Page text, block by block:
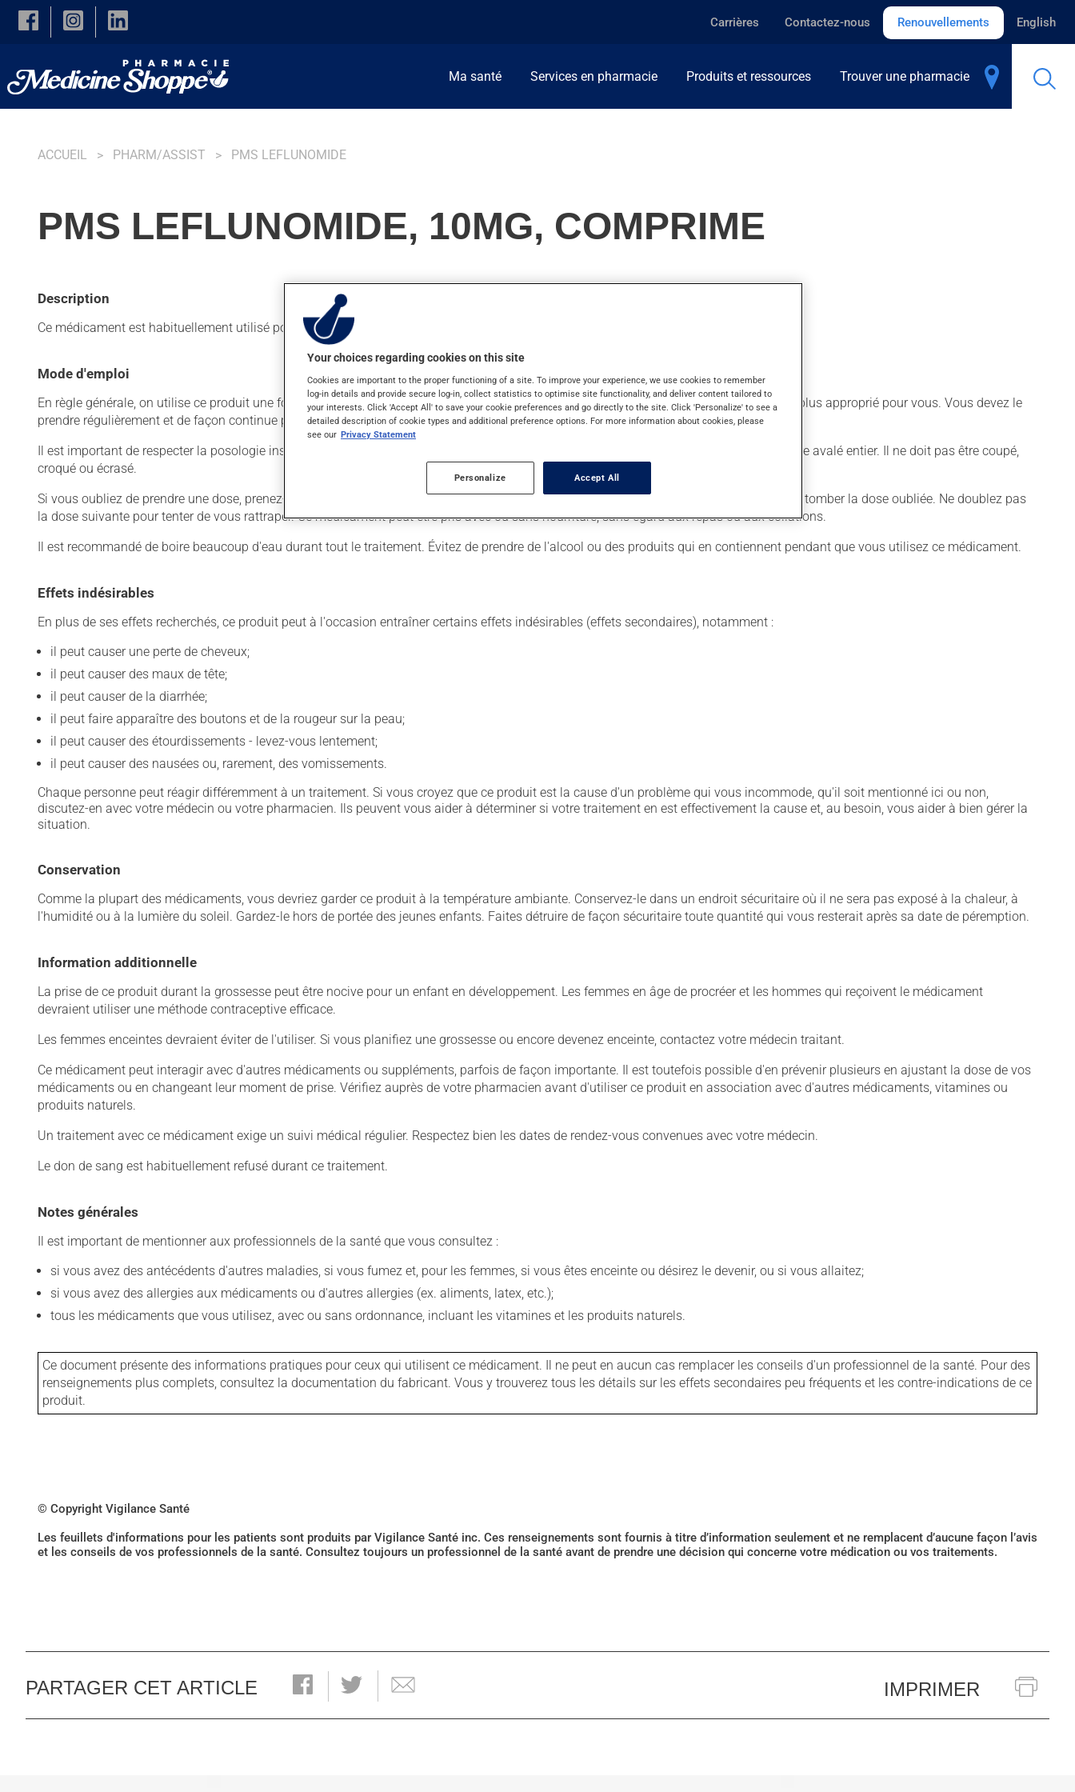
Skip to main content
Carrières Contactez-nous Renouvellements English
Ma santé Services en pharmacie Produits et ressources Trouver une pharmacie
ACCUEIL PHARM/ASSIST PMS LEFLUNOMIDE
PMS LEFLUNOMIDE, 10MG, COMPRIME
Description
Ce médicament est habituellement utilisé pour l'arthrite rhumatoïde. Il produit son plein effet après quelques semaines.
Mode d'emploi
En règle générale, on utilise ce produit une fois par jour. Il est possible que votre pharmacien vous ait indiqué un horaire différent qui est plus approprié pour vous. Vous devez le
prendre régulièrement et de façon continue pour maintenir ses effets bénéfiques.
Il est important de respecter la posologie inscrite sur l'étiquette. N'en utilisez pas plus, ni plus souvent qu'indiqué. Ce médicament doit être avalé entier. Il ne doit pas être coupé,
croqué ou écrasé.
Si vous oubliez de prendre une dose, prenez-la dès que vous y pensez. S'il est presque l'heure de votre dose suivante, laissez simplement tomber la dose oubliée. Ne doublez pas
la dose suivante pour tenter de vous rattraper. Ce médicament peut être pris avec ou sans nourriture, sans égard aux repas ou aux collations.
Il est recommandé de boire beaucoup d'eau durant tout le traitement. Évitez de prendre de l'alcool ou des produits qui en contiennent pendant que vous utilisez ce médicament.
Effets indésirables
En plus de ses effets recherchés, ce produit peut à l'occasion entraîner certains effets indésirables (effets secondaires), notamment :
il peut causer une perte de cheveux;
il peut causer des maux de tête;
il peut causer de la diarrhée;
il peut faire apparaître des boutons et de la rougeur sur la peau;
il peut causer des étourdissements - levez-vous lentement;
il peut causer des nausées ou, rarement, des vomissements.
Chaque personne peut réagir différemment à un traitement. Si vous croyez que ce produit est la cause d'un problème qui vous incommode, qu'il soit mentionné ici ou non,
discutez-en avec votre médecin ou votre pharmacien. Ils peuvent vous aider à déterminer si votre traitement en est effectivement la cause et, au besoin, vous aider à bien gérer la
situation.
Conservation
Comme la plupart des médicaments, vous devriez garder ce produit à la température ambiante. Conservez-le dans un endroit sécuritaire où il ne sera pas exposé à la chaleur, à
l'humidité ou à la lumière du soleil. Gardez-le hors de portée des jeunes enfants. Faites détruire de façon sécuritaire toute quantité qui vous resterait après sa date de péremption.
Information additionnelle
La prise de ce produit durant la grossesse peut être nocive pour un enfant en développement. Les femmes en âge de procréer et les hommes qui reçoivent le médicament
devraient utiliser une méthode contraceptive efficace.
Les femmes enceintes devraient éviter de l'utiliser. Si vous planifiez une grossesse ou encore devenez enceinte, contactez votre médecin traitant.
Ce médicament peut interagir avec d'autres médicaments ou suppléments, parfois de façon importante. Il est toutefois possible d'en prévenir plusieurs en ajustant la dose de vos
médicaments ou en changeant leur moment de prise. Vérifiez auprès de votre pharmacien avant d'utiliser ce produit en association avec d'autres médicaments, vitamines ou
produits naturels.
Un traitement avec ce médicament exige un suivi médical régulier. Respectez bien les dates de rendez-vous convenues avec votre médecin.
Le don de sang est habituellement refusé durant ce traitement.
Notes générales
Il est important de mentionner aux professionnels de la santé que vous consultez :
si vous avez des antécédents d'autres maladies, si vous fumez et, pour les femmes, si vous êtes enceinte ou désirez le devenir, ou si vous allaitez;
si vous avez des allergies aux médicaments ou d'autres allergies (ex. aliments, latex, etc.);
tous les médicaments que vous utilisez, avec ou sans ordonnance, incluant les vitamines et les produits naturels.
Ce document présente des informations pratiques pour ceux qui utilisent ce médicament. Il ne peut en aucun cas remplacer les conseils d'un professionnel de la santé. Pour des
renseignements plus complets, consultez la documentation du fabricant. Vous y trouverez tous les détails sur les effets secondaires peu fréquents et les contre-indications de ce
produit.
© Copyright Vigilance Santé
Les feuillets d'informations pour les patients sont produits par Vigilance Santé inc. Ces renseignements sont fournis à titre d’information seulement et ne remplacent d’aucune façon l’avis
et les conseils de vos professionnels de la santé. Consultez toujours un professionnel de la santé avant de prendre une décision qui concerne votre médication ou vos traitements.
PARTAGER CET ARTICLE IMPRIMER
Your choices regarding cookies on this site
Cookies are important to the proper functioning of a site. To improve your experience, we use cookies to remember
log-in details and provide secure log-in, collect statistics to optimise site functionality, and deliver content tailored to
your interests. Click 'Accept All' to save your cookie preferences and go directly to the site. Click 'Personalize' to see a
detailed description of cookie types and additional preference options. For more information about cookies, please
see our Privacy Statement
Personalize Accept All